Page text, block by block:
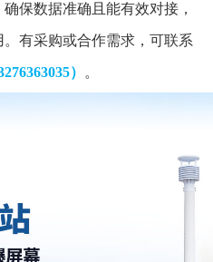
保数据准确且能有效对接，
有采购或合作需求，可联系
） 。